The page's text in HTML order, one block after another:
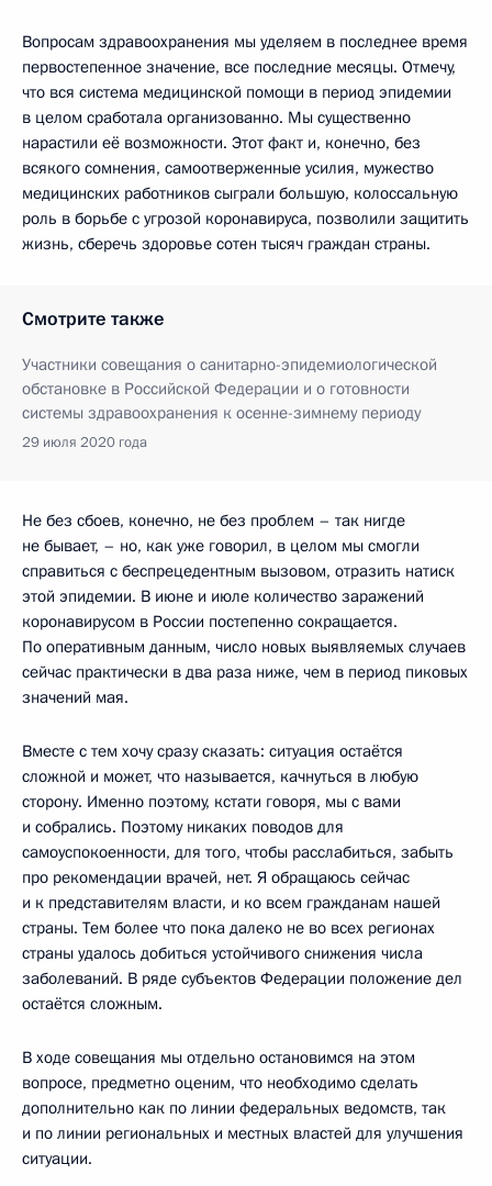
Вопросам здравоохранения мы уделяем в последнее время
первостепенное значение, все последние месяцы. Отмечу,
что вся система медицинской помощи в период эпидемии
в целом сработала организованно. Мы существенно
нарастили её возможности. Этот факт и, конечно, без
всякого сомнения, самоотверженные усилия, мужество
медицинских работников сыграли большую, колоссальную
роль в борьбе с угрозой коронавируса, позволили защитить
жизнь, сберечь здоровье сотен тысяч граждан страны.
Смотрите также
Участники совещания о санитарно-эпидемиологической
обстановке в Российской Федерации и о готовности
системы здравоохранения к осенне-зимнему периоду
29 июля 2020 года
Не без сбоев, конечно, не без проблем – так нигде
не бывает, – но, как уже говорил, в целом мы смогли
справиться с беспрецедентным вызовом, отразить натиск
этой эпидемии. В июне и июле количество заражений
коронавирусом в России постепенно сокращается.
По оперативным данным, число новых выявляемых случаев
сейчас практически в два раза ниже, чем в период пиковых
значений мая.
Вместе с тем хочу сразу сказать: ситуация остаётся
сложной и может, что называется, качнуться в любую
сторону. Именно поэтому, кстати говоря, мы с вами
и собрались. Поэтому никаких поводов для
самоуспокоенности, для того, чтобы расслабиться, забыть
про рекомендации врачей, нет. Я обращаюсь сейчас
и к представителям власти, и ко всем гражданам нашей
страны. Тем более что пока далеко не во всех регионах
страны удалось добиться устойчивого снижения числа
заболеваний. В ряде субъектов Федерации положение дел
остаётся сложным.
В ходе совещания мы отдельно остановимся на этом
вопросе, предметно оценим, что необходимо сделать
дополнительно как по линии федеральных ведомств, так
и по линии региональных и местных властей для улучшения
ситуации.